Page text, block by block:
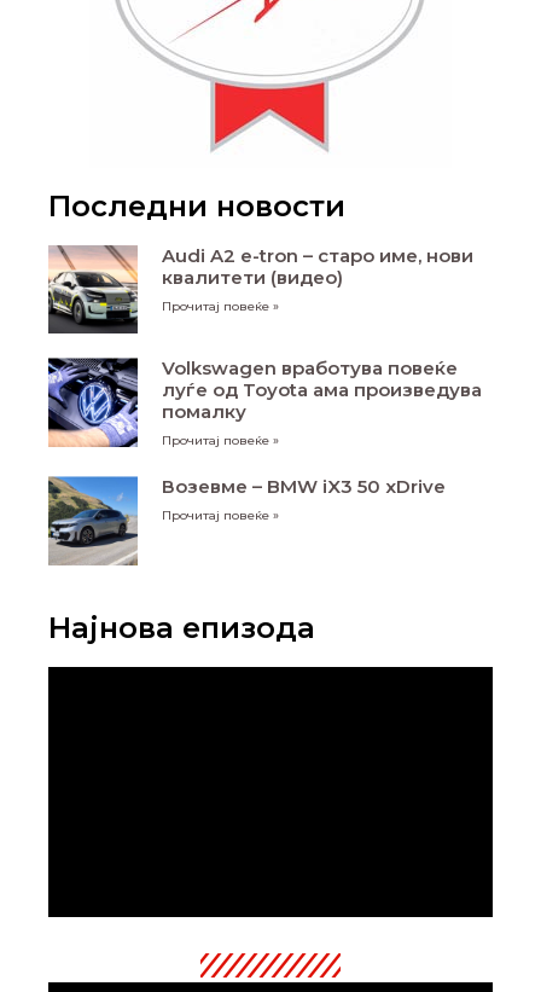
Последни новости
Audi A2 e-tron – старо име, нови
квалитети (видео)
Прочитај повеќе »
Volkswagen вработува повеќе
луѓе од Toyota ама произведува
помалку
Прочитај повеќе »
Возевме – BMW iX3 50 xDrive
Прочитај повеќе »
Најнова епизода